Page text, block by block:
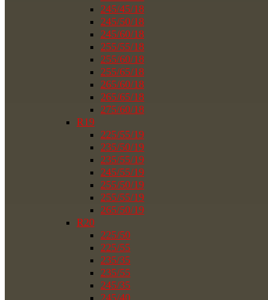
245/45/18
245/50/18
245/60/18
255/55/18
255/60/18
255/65/18
265/60/18
265/65/18
275/60/18
R19
225/55/19
235/50/19
235/55/19
245/55/19
255/50/19
255/55/19
265/50/19
R20
225/50
225/55
235/35
235/55
245/35
245/40